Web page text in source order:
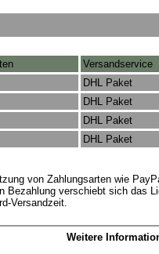
Versandservice
DHL Paket
DHL Paket
DHL Paket
DHL Paket
von Zahlungsarten wie
Bezahlung verschiebt sich das
Versandzeit.
Weitere